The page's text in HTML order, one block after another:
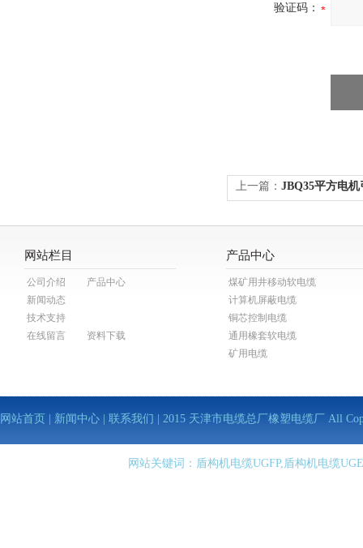
验证码：
上一篇： JBQ35平方电
网站栏目
公司介绍
产品中心
新闻动态
技术支持
在线留言
资料下载
产品中心
煤矿用井移动软电缆
计算机屏蔽电缆
铜芯控制电缆
通用橡套软电缆
矿用电缆
网站首页 新闻中心 联系我们 | 2015 天津市电缆总厂橡塑电缆厂 All
网站关键词：盾构机电缆UGFP,盾构机电缆